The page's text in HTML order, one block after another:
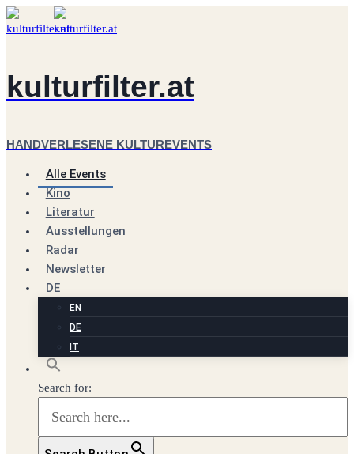
Zum
Inhalt
kulturfilter.at
HANDVERLESENE KULTUREVENTS
Alle Events
Kino
Literatur
Ausstellungen
Radar
Newsletter
DE
EN
DE
IT
Search for: